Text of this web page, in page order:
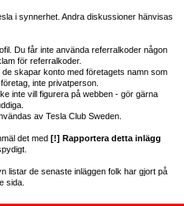
i synnerhet. Andra diskussioner hänvisas
Du får inte använda referralkoder någon
för referralkoder.
skapar konto med företagets namn som
inte privatperson.
inte vill figurera på webben - gör gärna
av Tesla Club Sweden.
det med [!] Rapportera detta inlägg
listar de senaste inläggen folk har gjort på
sida.